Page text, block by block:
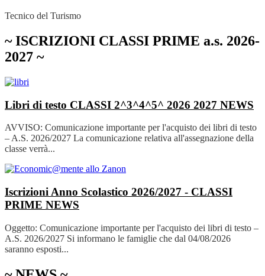
Tecnico del Turismo
~ ISCRIZIONI CLASSI PRIME a.s. 2026-
2027 ~
Libri di testo CLASSI 2^3^4^5^ 2026 2027 NEWS
AVVISO: Comunicazione importante per l'acquisto dei libri di testo
– A.S. 2026/2027 La comunicazione relativa all'assegnazione della
classe verrà...
Iscrizioni Anno Scolastico 2026/2027 - CLASSI
PRIME NEWS
Oggetto: Comunicazione importante per l'acquisto dei libri di testo –
A.S. 2026/2027 Si informano le famiglie che dal 04/08/2026
saranno esposti...